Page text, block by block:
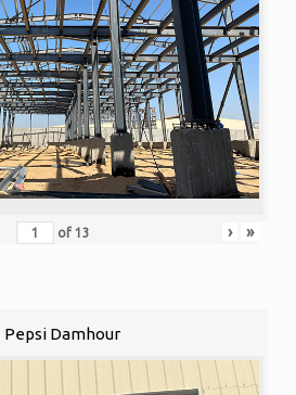
of 13 › »
Pepsi Damhour